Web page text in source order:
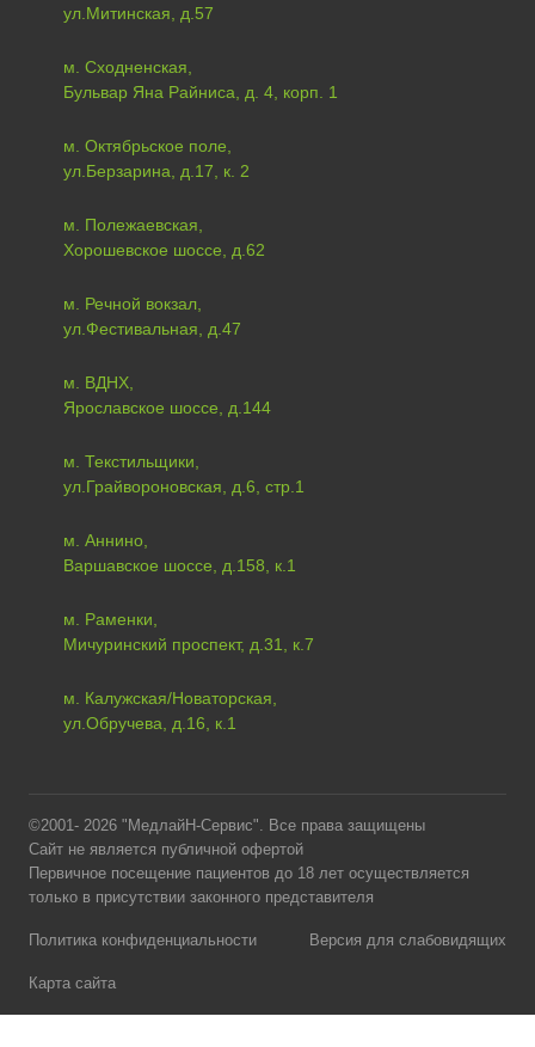
ул.Митинская, д.57
м. Сходненская,
Бульвар Яна Райниса, д. 4, корп. 1
м. Октябрьское поле,
ул.Берзарина, д.17, к. 2
м. Полежаевская,
Хорошевское шоссе, д.62
м. Речной вокзал,
ул.Фестивальная, д.47
м. ВДНХ,
Ярославское шоссе, д.144
м. Текстильщики,
ул.Грайвороновская, д.6, стр.1
м. Аннино,
Варшавское шоссе, д.158, к.1
м. Раменки,
Мичуринский проспект, д.31, к.7
м. Калужская/Новаторская,
ул.Обручева, д.16, к.1
©2001- 2026 "МедлайН-Сервис". Все права защищены
Сайт не является публичной офертой
Первичное посещение пациентов до 18 лет осуществляется
только в присутствии законного представителя
Политика конфиденциальности Версия для слабовидящих
Карта сайта